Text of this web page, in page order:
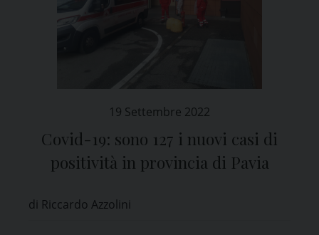
19 Settembre 2022
Covid-19: sono 127 i nuovi casi di
positività in provincia di Pavia
di Riccardo Azzolini